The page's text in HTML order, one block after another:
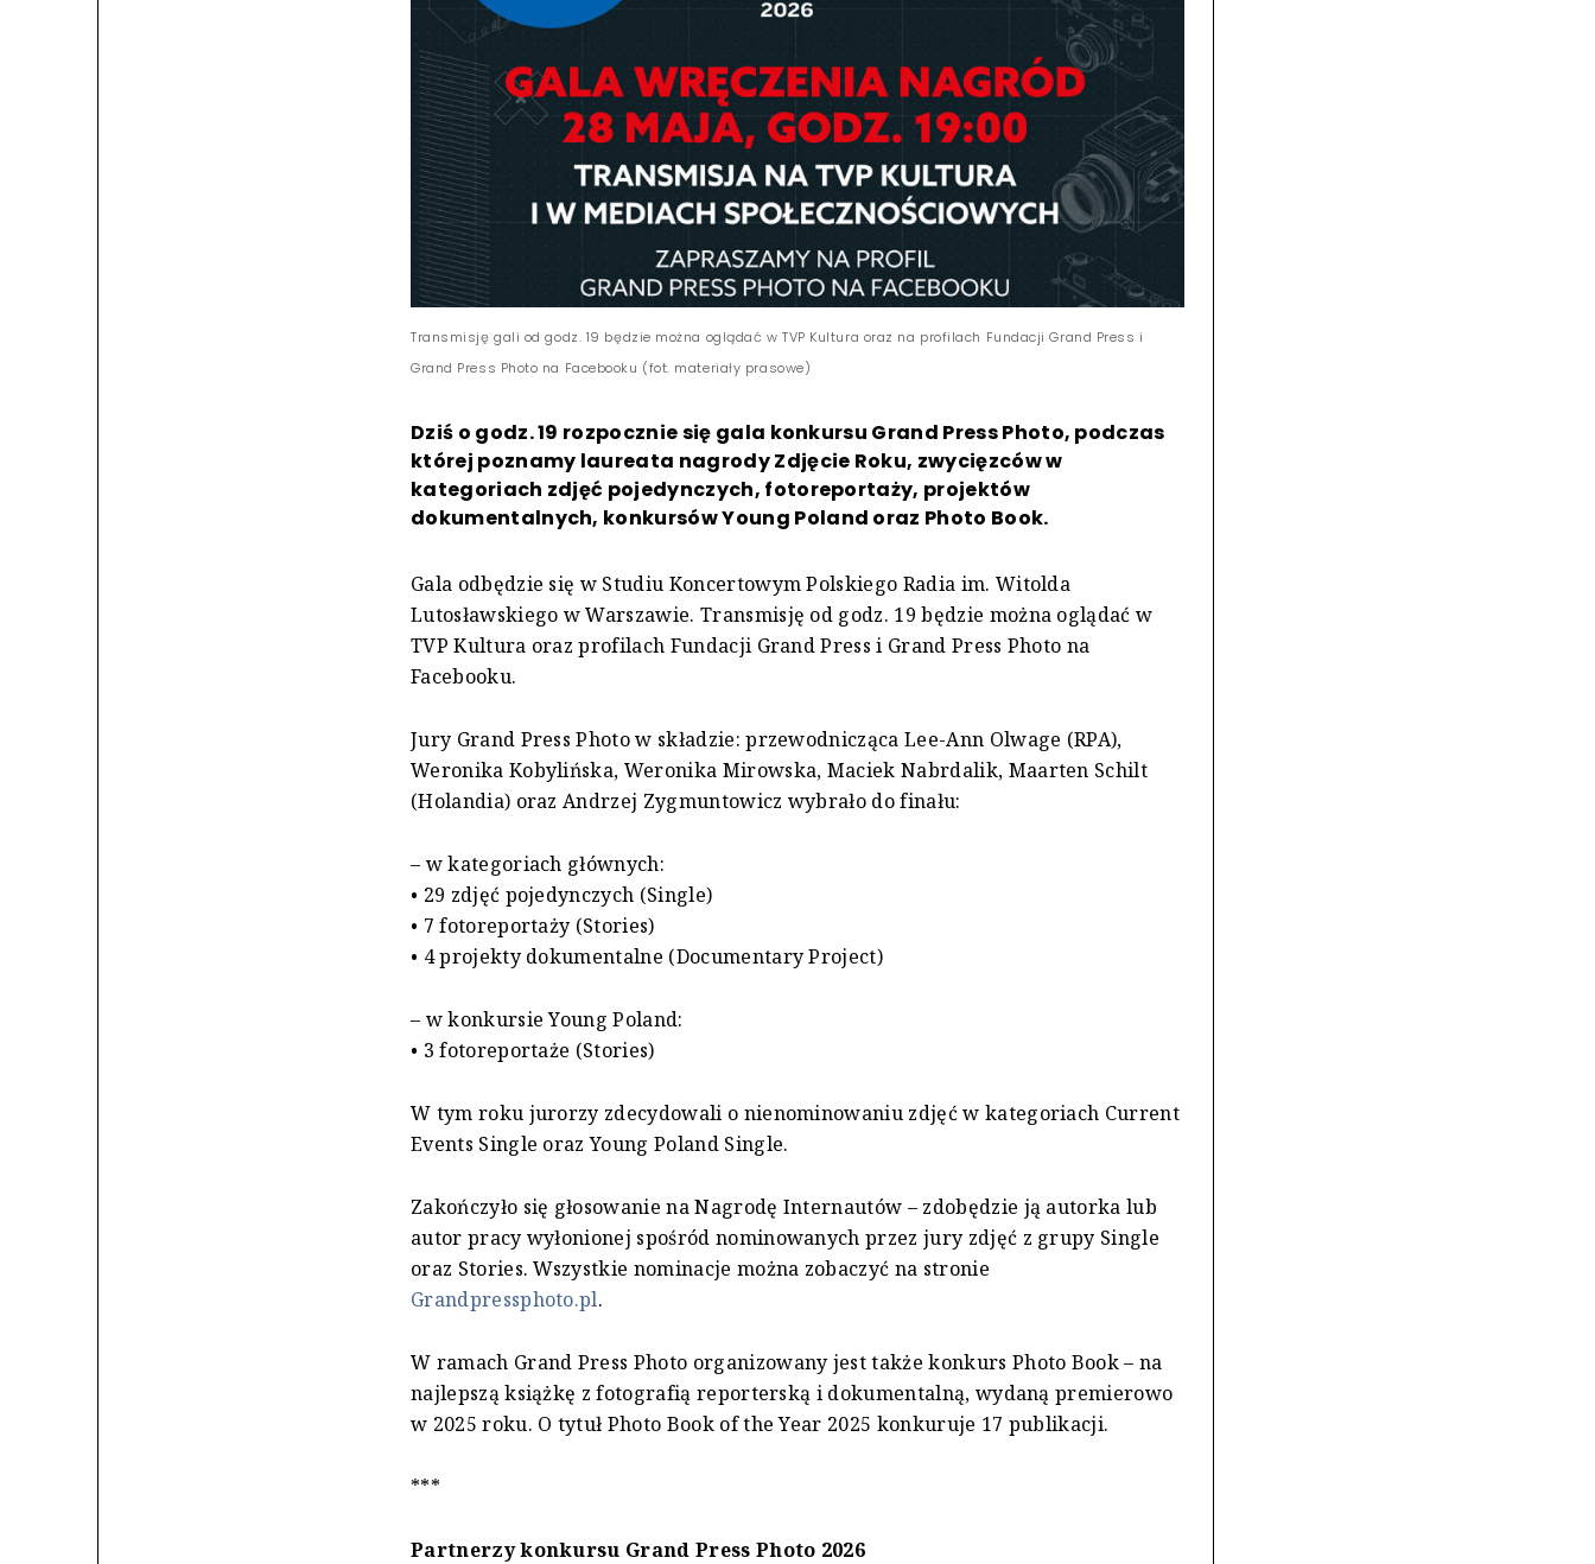
Transmisję gali od godz. 19 będzie można oglądać w TVP Kultura oraz na profilach Fundacji Grand Press i
Grand Press Photo na Facebooku (fot. materiały prasowe)
Dziś o godz. 19 rozpocznie się gala konkursu Grand Press Photo, podczas
której poznamy laureata nagrody Zdjęcie Roku, zwycięzców w
kategoriach zdjęć pojedynczych, fotoreportaży, projektów
dokumentalnych, konkursów Young Poland oraz Photo Book.
Gala odbędzie się w Studiu Koncertowym Polskiego Radia im. Witolda
Lutosławskiego w Warszawie. Transmisję od godz. 19 będzie można oglądać w
TVP Kultura oraz profilach Fundacji Grand Press i Grand Press Photo na
Facebooku.
Jury Grand Press Photo w składzie: przewodnicząca Lee-Ann Olwage (RPA),
Weronika Kobylińska, Weronika Mirowska, Maciek Nabrdalik, Maarten Schilt
(Holandia) oraz Andrzej Zygmuntowicz wybrało do finału:
– w kategoriach głównych:
• 29 zdjęć pojedynczych (Single)
• 7 fotoreportaży (Stories)
• 4 projekty dokumentalne (Documentary Project)
– w konkursie Young Poland:
• 3 fotoreportaże (Stories)
W tym roku jurorzy zdecydowali o nienominowaniu zdjęć w kategoriach Current
Events Single oraz Young Poland Single.
Zakończyło się głosowanie na Nagrodę Internautów – zdobędzie ją autorka lub
autor pracy wyłonionej spośród nominowanych przez jury zdjęć z grupy Single
oraz Stories. Wszystkie nominacje można zobaczyć na stronie
Grandpressphoto.pl.
W ramach Grand Press Photo organizowany jest także konkurs Photo Book – na
najlepszą książkę z fotografią reporterską i dokumentalną, wydaną premierowo
w 2025 roku. O tytuł Photo Book of the Year 2025 konkuruje 17 publikacji.
***
Partnerzy konkursu Grand Press Photo 2026